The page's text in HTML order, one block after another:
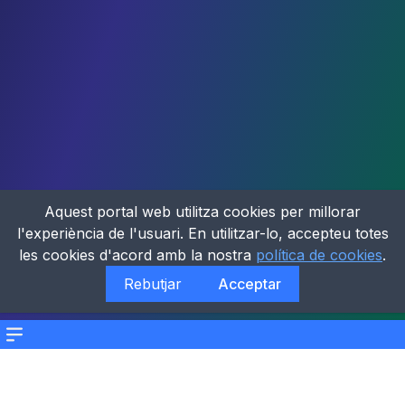
Menu
Aquest portal web utilitza cookies per millorar
l'experiència de l'usuari. En utilitzar-lo, accepteu totes
les cookies d'acord amb la nostra política de cookies.
Rebutjar
Acceptar